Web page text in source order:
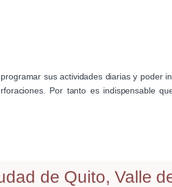
sus actividades diarias y poder
Por tanto es indispensable
de Quito, Valle